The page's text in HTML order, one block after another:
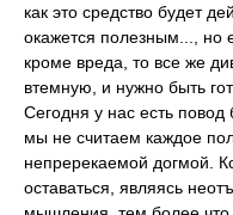
как это средство будет
окажется полезным..., но
кроме вреда, то все же
втемную, и нужно быть
Сегодня у нас есть
мы не считаем каждое
непререкаемой догмой.
оставаться, являясь